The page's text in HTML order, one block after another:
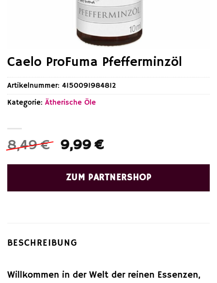
Caelo ProFuma Pfefferminzöl
8,49€ Ursprünglicher
war:
8,49 €
9,99€Aktueller
ist:
9,99 €.
ZUM PARTNERSHOP
Artikelnummer: 4150091984812
Kategorie: Ätherische Öle
BESCHREIBUNG
Willkommen in der Welt der reinen Essenzen,